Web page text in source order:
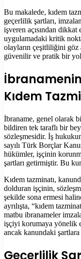
Bu makalede, kıdem
geçerlilik şartları,
işveren açısından
uygulamadaki kritik
olayların çeşitliliğini göz
güvenilir ve pratik bir yol
İbranamenin
Kıdem
İbraname, genel olarak
bildiren tek taraflı bir
sözleşmesidir. İş
sayılı Türk Borçlar
hükümler, işçinin
şartları getirmiştir. Bu
Kıdem tazminatı,
dolduran işçinin,
şekilde sona ermesi
ayrılışta, “kıdem
matbu ibranameler
işçiyi korumaya yönelik
ancak kanundaki
Geçerlilik